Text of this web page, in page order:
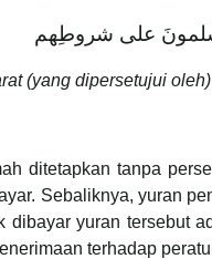
على شروطِهم
(yang dipersetujui
ditetapkan tanpa
Sebaliknya, yuran
yuran tersebut
terhadap